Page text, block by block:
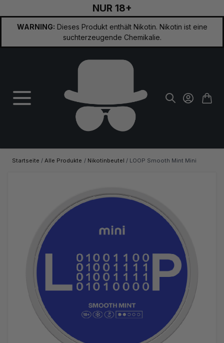
NUR 18+
WARNING: Dieses Produkt enthält Nikotin. Nikotin ist eine
suchterzeugende Chemikalie.
Startseite / Alle Produkte / Nikotinbeutel / LOOP Smooth Mint Mini